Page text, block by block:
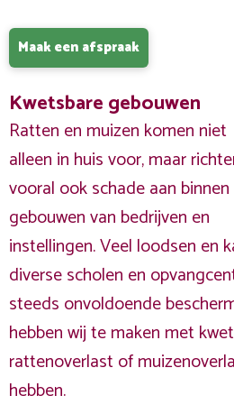
Maak een afspraak
Kwetsbare gebouwen
Ratten en muizen komen niet
alleen in huis voor, maar
vooral ook schade aan binnen
gebouwen van bedrijven en
instellingen. Veel loodsen en
diverse scholen en
steeds onvoldoende
hebben wij te maken met
rattenoverlast of
hebben.